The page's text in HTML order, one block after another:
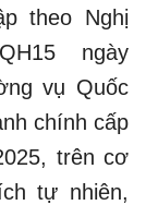
theo Nghị
ngày
vụ Quốc
chính cấp
trên cơ
tự nhiên,